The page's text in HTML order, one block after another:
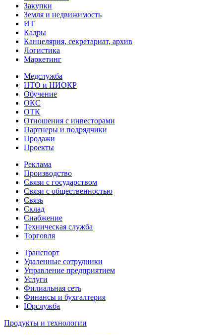
Закупки
Земля и недвижимость
ИТ
Кадры
Канцелярия, секретариат, архив
Логистика
Маркетинг
Медслужба
НТО и НИОКР
Обучение
ОКС
ОТК
Отношения с инвесторами
Партнеры и подрядчики
Продажи
Проекты
Реклама
Производство
Связи с государством
Связи с общественностью
Связь
Склад
Снабжение
Техническая служба
Торговля
Транспорт
Удаленные сотрудники
Управление предприятием
Услуги
Филиальная сеть
Финансы и бухгалтерия
Юрслужба
Продукты и технологии